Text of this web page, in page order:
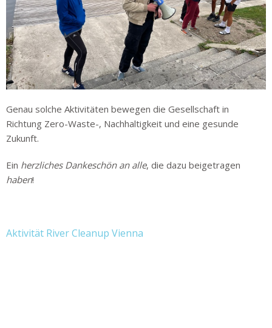
Genau solche Aktivitäten bewegen die Gesellschaft in
Richtung Zero-Waste-, Nachhaltigkeit und eine gesunde
Zukunft.
Ein herzliches Dankeschön an alle, die dazu beigetragen
haben!
Aktivität River Cleanup Vienna